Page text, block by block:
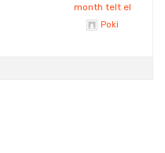
month telt el
Poki